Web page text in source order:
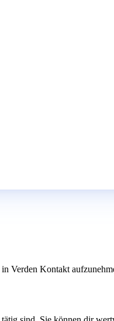
Verden Kontakt